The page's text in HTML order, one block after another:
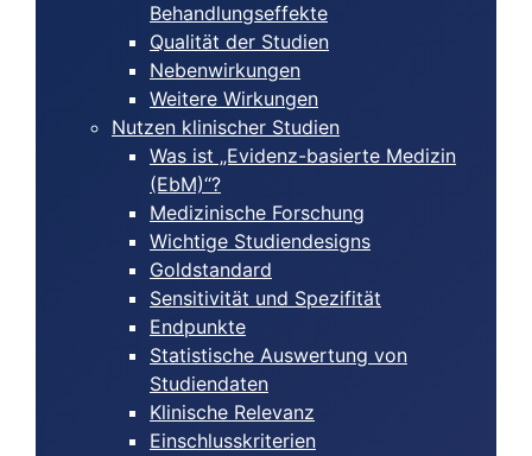
Behandlungseffekte
Qualität der Studien
Nebenwirkungen
Weitere Wirkungen
Nutzen klinischer Studien
Was ist „Evidenz-basierte Medizin
(EbM)“?
Medizinische Forschung
Wichtige Studiendesigns
Goldstandard
Sensitivität und Spezifität
Endpunkte
Statistische Auswertung von
Studiendaten
Klinische Relevanz
Einschlusskriterien